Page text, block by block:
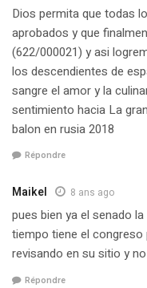
Dios permita que todas
aprobados y que
(622/000021) y asi
los descendientes de
sangre el amor y la
sentimiento hacia La
balon en rusia 2018
Répondre
Maikel 8 ans ago
pues bien ya el senado
tiempo tiene el congreso
revisando en su sitio y
Répondre